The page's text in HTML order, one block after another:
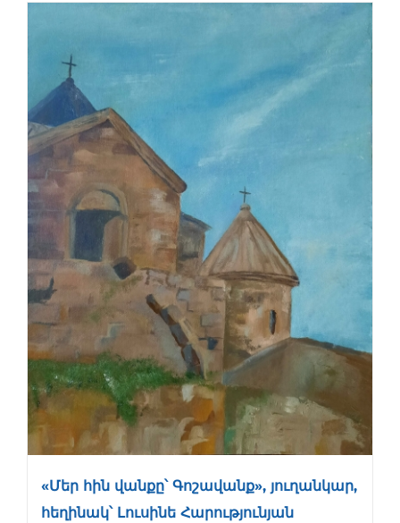
«Մեր հին վանքը՝ Գոշավանք», յուղանկար,
հեղինակ՝ Լուսինե Հարությունյան